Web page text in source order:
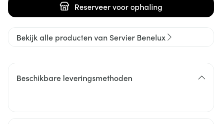
Reserveervoor ophaling
Bekijk alle producten van Servier Benelux
Beschikbare leveringsmethoden